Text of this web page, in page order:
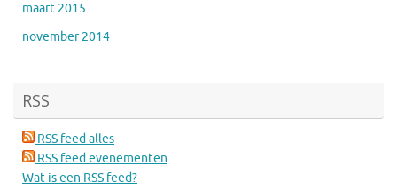
maart 2015
november 2014
RSS
RSS feed alles
RSS feed evenementen
Wat is een RSS feed?